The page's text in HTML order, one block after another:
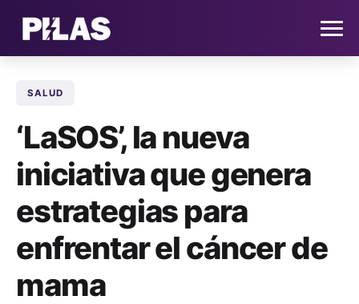
NOTICIAS
QUIÉNES SOMOS
CONTACTO
SALUD
‘LaSOS’, la nueva
iniciativa que genera
estrategias para
enfrentar el cáncer de
mama